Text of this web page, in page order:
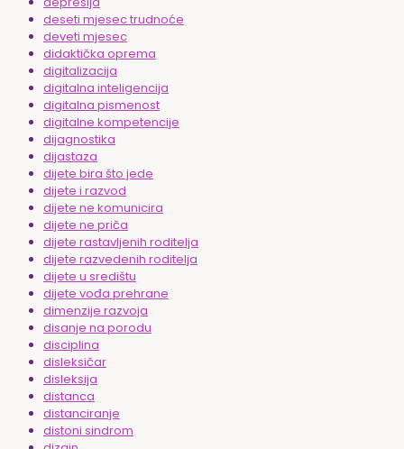
deseti mjesec trudnoće
deveti mjesec
didaktička oprema
digitalizacija
digitalna inteligencija
digitalna pismenost
digitalne kompetencije
dijagnostika
dijastaza
dijete bira što jede
dijete i razvod
dijete ne komunicira
dijete ne priča
dijete rastavljenih roditelja
dijete razvedenih roditelja
dijete u središtu
dijete vođa prehrane
dimenzije razvoja
disanje na porodu
disciplina
disleksičar
disleksija
distanca
distanciranje
distoni sindrom